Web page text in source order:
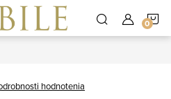
hodnotenia